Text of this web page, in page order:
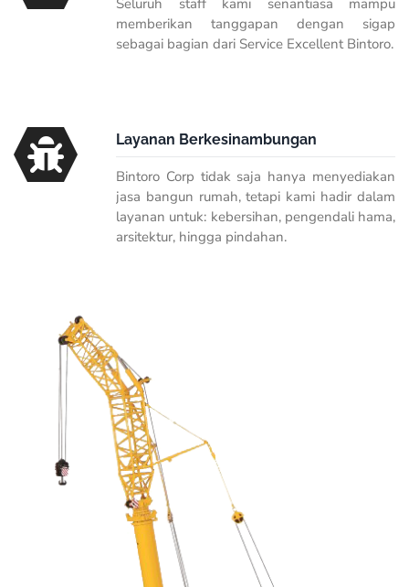
Seluruh staff kami senantiasa mampu
memberikan tanggapan dengan sigap
sebagai bagian dari Service Excellent Bintoro.
Layanan Berkesinambungan
Bintoro Corp tidak saja hanya menyediakan
jasa bangun rumah, tetapi kami hadir dalam
layanan untuk: kebersihan, pengendali hama,
arsitektur, hingga pindahan.